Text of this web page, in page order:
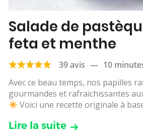
Salade de
feta et menthe
39 avis — 10
Avec ce beau temps, nos papilles
gourmandes et rafraichissantes
Voici une recette originale à
Lire la suite